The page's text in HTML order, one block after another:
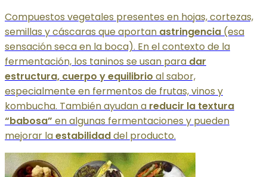
Compuestos vegetales presentes en hojas, cortezas,
semillas y cáscaras que aportan astringencia (esa
sensación seca en la boca). En el contexto de la
fermentación, los taninos se usan para dar
estructura, cuerpo y equilibrio al sabor,
especialmente en fermentos de frutas, vinos y
kombucha. También ayudan a reducir la textura
“babosa” en algunas fermentaciones y pueden
mejorar laestabilidaddel producto.